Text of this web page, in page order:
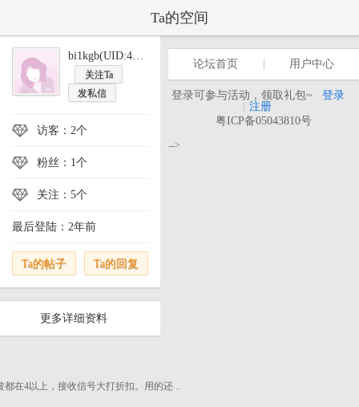
Ta的空间
bi1kgb(UID:446377)
关注Ta
发私信
访客：2个
粉丝：1个
关注：5个
最后登陆：2年前
Ta的帖子 Ta的回复
更多详细资料
在4以上，接收信号大打折扣。用的还 ..
论坛首页 用户中心
登录可参与活动，领取礼包~
登录
注册
粤ICP备05043810号
-->